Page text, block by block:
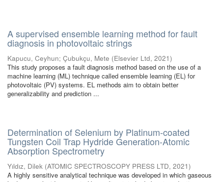
A supervised ensemble learning method for fault
diagnosis in photovoltaic strings
Kapucu, Ceyhun; Çubukçu, Mete (Elsevier Ltd, 2021)
This study proposes a fault diagnosis method based on the use of a
machine learning (ML) technique called ensemble learning (EL) for
photovoltaic (PV) systems. EL methods aim to obtain better
generalizability and prediction ...
Determination of Selenium by Platinum-coated
Tungsten Coil Trap Hydride Generation-Atomic
Absorption Spectrometry
Yıldız, Dilek (ATOMIC SPECTROSCOPY PRESS LTD, 2021)
A highly sensitive analytical technique was developed in which gaseous